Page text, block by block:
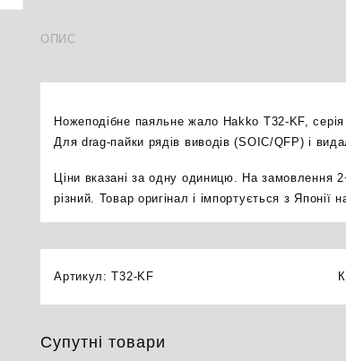
ОПИС
Ножеподібне паяльне жало Hakko T32-KF,
Для drag-пайки рядів виводів (SOIC/QFP) і
Ціни вказані за одну одиницю. На
різний. Товар оригінал і імпортується з
Артикул:T32-KF
Супутні товари